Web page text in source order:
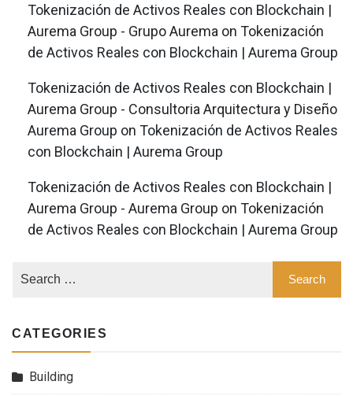
Tokenización de Activos Reales con Blockchain |
Aurema Group - Grupo Aurema on Tokenización
de Activos Reales con Blockchain | Aurema Group
Tokenización de Activos Reales con Blockchain |
Aurema Group - Consultoria Arquitectura y Diseño
Aurema Group on Tokenización de Activos Reales
con Blockchain | Aurema Group
Tokenización de Activos Reales con Blockchain |
Aurema Group - Aurema Group on Tokenización
de Activos Reales con Blockchain | Aurema Group
CATEGORIES
Building